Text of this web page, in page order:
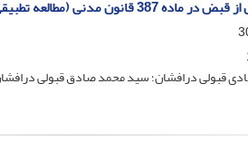
ایران و کنوانسیون بیع بین المللی)
قبولی درافشان؛ سید محمد صادق قبولی